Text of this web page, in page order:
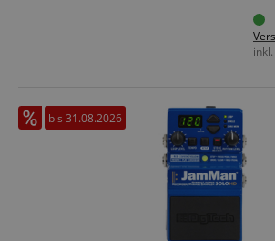
Aktualisierter 9V Netzteil Anschluss
bis 31.08.2026